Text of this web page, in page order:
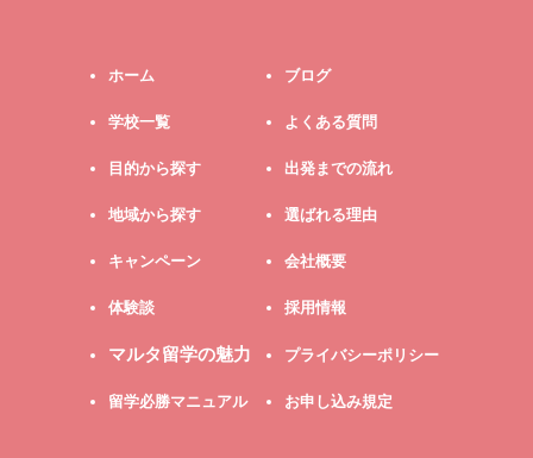
ホーム
学校一覧
目的から探す
地域から探す
キャンペーン
体験談
マルタ留学の魅力
留学必勝マニュアル
ブログ
よくある質問
出発までの流れ
選ばれる理由
会社概要
採用情報
プライバシーポリシー
お申し込み規定